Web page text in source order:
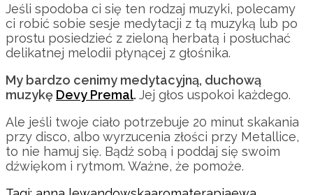
Jeśli spodoba ci się ten rodzaj muzyki, polecamy
ci robić sobie sesje medytacji z tą muzyką lub po
prostu posiedzieć z zieloną herbatą i posłuchać
delikatnej melodii płynącej z głośnika.
My bardzo cenimy medytacyjną, duchową
muzykę Devy Premal. Jej głos uspokoi każdego.
Ale jeśli twoje ciało potrzebuje 20 minut skakania
przy disco, albo wyrzucenia złości przy Metallice,
to nie hamuj się. Bądź sobą i poddaj się swoim
dźwiękom i rytmom. Ważne, że pomoże.